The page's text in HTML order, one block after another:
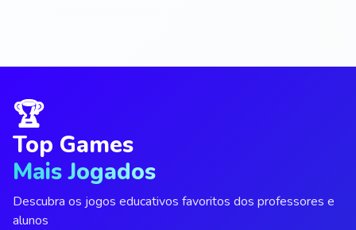
🏆
Top Games
Mais Jogados
Descubra os jogos educativos favoritos dos professores e
alunos